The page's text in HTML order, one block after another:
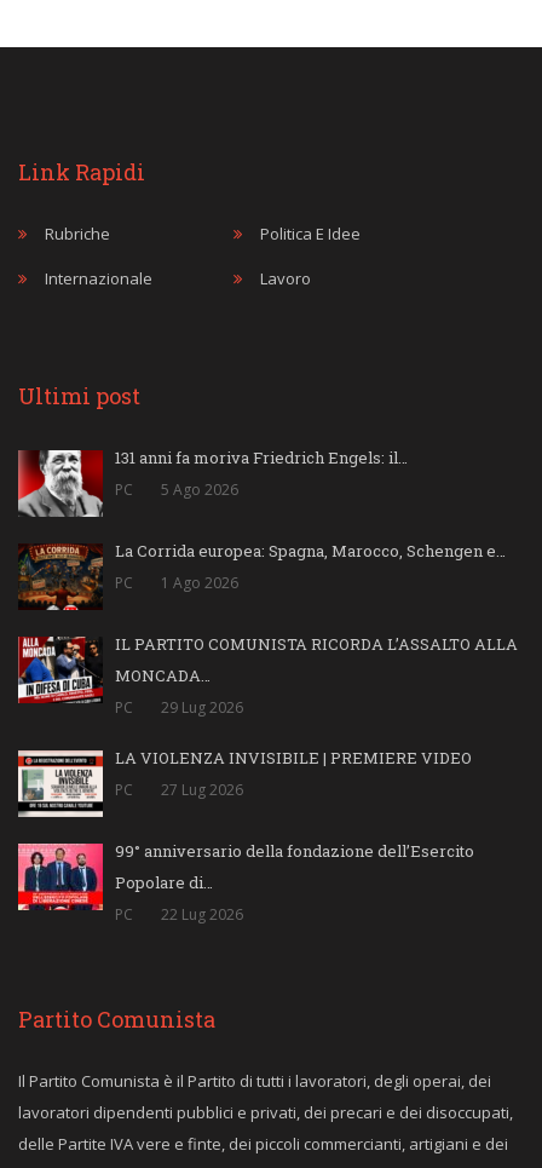
Link Rapidi
Rubriche Politica E Idee
Internazionale Lavoro
Ultimi post
131 anni fa moriva Friedrich Engels: il…
PC 5 Ago 2026
La Corrida europea: Spagna, Marocco, Schengen e…
PC 1 Ago 2026
IL PARTITO COMUNISTA RICORDA L’ASSALTO ALLA
MONCADA…
PC 29 Lug 2026
LA VIOLENZA INVISIBILE | PREMIERE VIDEO
PC 27 Lug 2026
99° anniversario della fondazione dell’Esercito
Popolare di…
PC 22 Lug 2026
Partito Comunista
Il Partito Comunista è il Partito di tutti i lavoratori, degli operai, dei
lavoratori dipendenti pubblici e privati, dei precari e dei disoccupati,
delle Partite IVA vere e finte, dei piccoli commercianti, artigiani e dei